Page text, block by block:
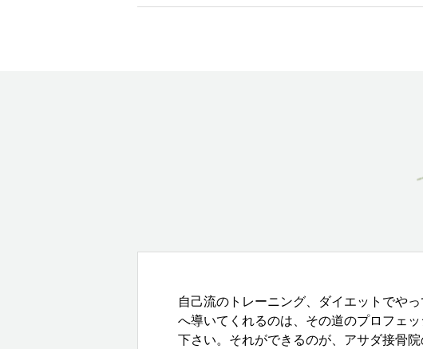
自己流のトレーニング、ダイエットでや
へ導いてくれるのは、その道のプロフェ
下さい。それができるのが、アサダ接骨